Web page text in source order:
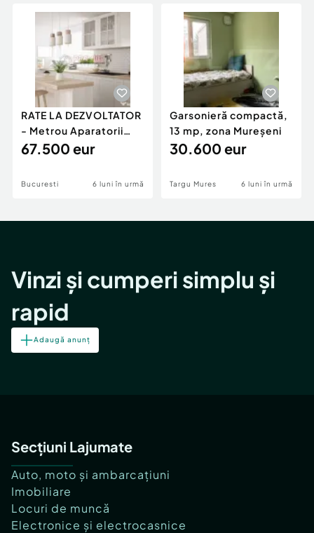
Servicii
Animale de companie
Afaceri și echipamente profesionale
Inchiriere Bunuri si Vehicule
Utilaje agricole si industriale
Piese auto si accesorii
Dacia Duster
RATE LA DEZVOLTATOR
- Metrou Aparatorii
Patriei -
67.500 eur
Bucuresti 6 luni în urmă
Garsonieră compactă,
13 mp, zona Mureșeni
30.600 eur
Targu Mures 6 luni în urmă
Vinzi și cumperi simplu și
rapid
Adaugă anunț
Secțiuni Lajumate
Auto, moto și ambarcațiuni
Imobiliare
Locuri de muncă
Electronice și electrocasnice